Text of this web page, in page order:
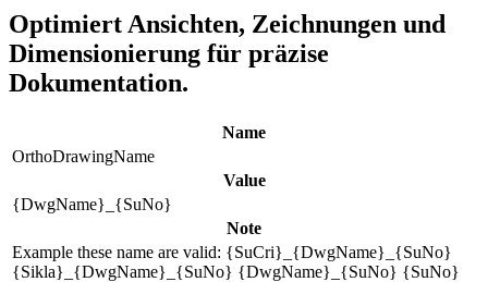
Optimiert Ansichten, Zeichnungen und
Dimensionierung für präzise
Dokumentation.
Name
OrthoDrawingName
Value
{DwgName}_{SuNo}
Note
Example these name are valid: {SuCri}_{DwgName}_{SuNo}
{Sikla}_{DwgName}_{SuNo} {DwgName}_{SuNo} {SuNo}